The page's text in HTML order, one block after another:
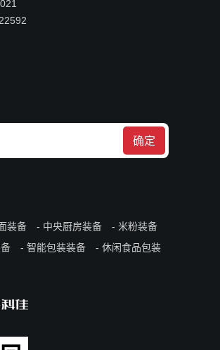
确定
装备 中央厨房装备
米粉装备
智能包装装备
休闲食品包装